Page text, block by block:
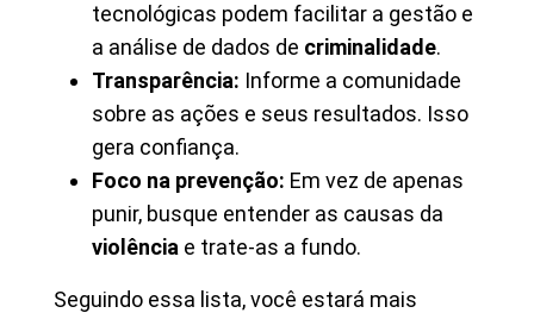
tecnológicas podem facilitar a gestão e
a análise de dados de criminalidade.
Transparência: Informe a comunidade
sobre as ações e seus resultados. Isso
gera confiança.
Foco na prevenção: Em vez de apenas
punir, busque entender as causas da
violência e trate-as a fundo.
Seguindo essa lista, você estará mais